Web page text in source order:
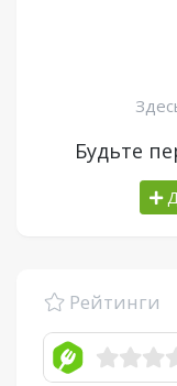
Будьте
Рейтинги